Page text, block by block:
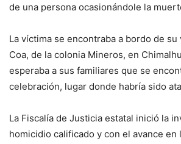
de una persona ocasionándole la
La víctima se encontraba a bordo de
Coa, de la colonia Mineros, en
esperaba a sus familiares que se
celebración, lugar donde habría sido
La Fiscalía de Justicia estatal inició la
homicidio calificado y con el avance en